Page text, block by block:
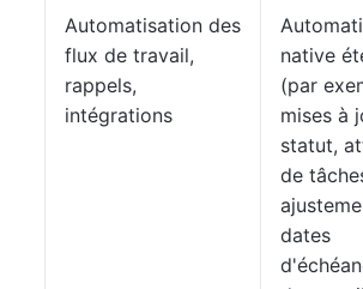
Automatisation des
flux de travail,
rappels,
intégrations
native
(par
mises à
statut,
de
dates